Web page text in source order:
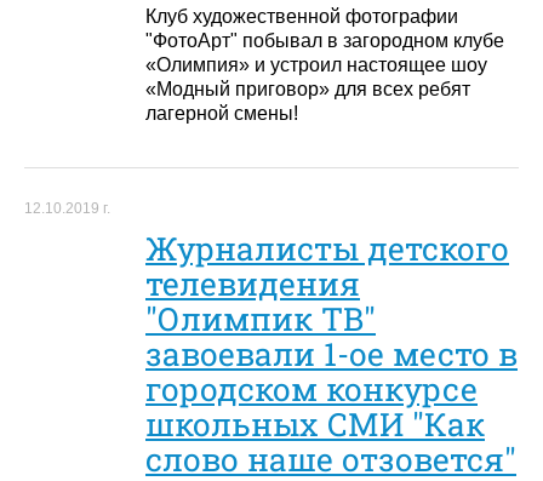
Клуб художественной фотографии
"ФотоАрт" побывал в загородном клубе
«Олимпия» и устроил настоящее шоу
«Модный приговор» для всех ребят
лагерной смены!
12.10.2019 г.
Журналисты детского
телевидения
"Олимпик ТВ"
завоевали 1-ое место в
городском конкурсе
школьных СМИ "Как
слово наше отзовется"